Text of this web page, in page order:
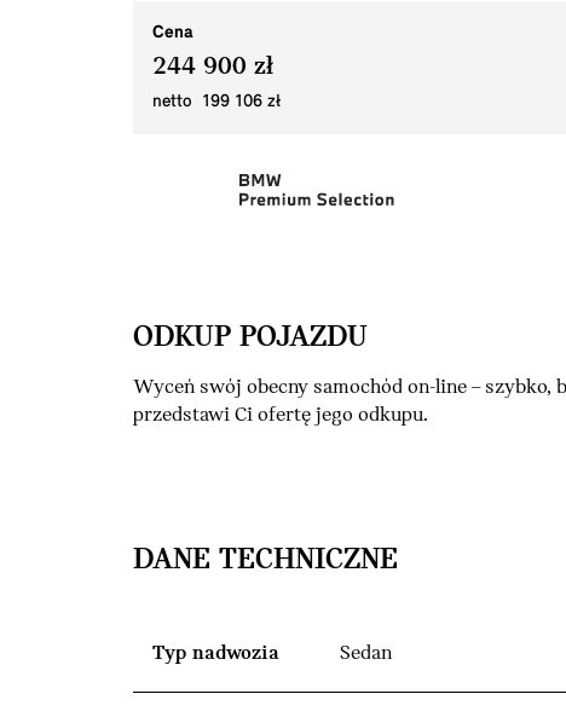
Cena
244 900 zł
netto 199 106 zł
ODKUP POJAZDU
Wyceń swój obecny samochód on-line –
przedstawi Ci ofertę jego odkupu.
DANE TECHNICZNE
Typ nadwozia Sedan